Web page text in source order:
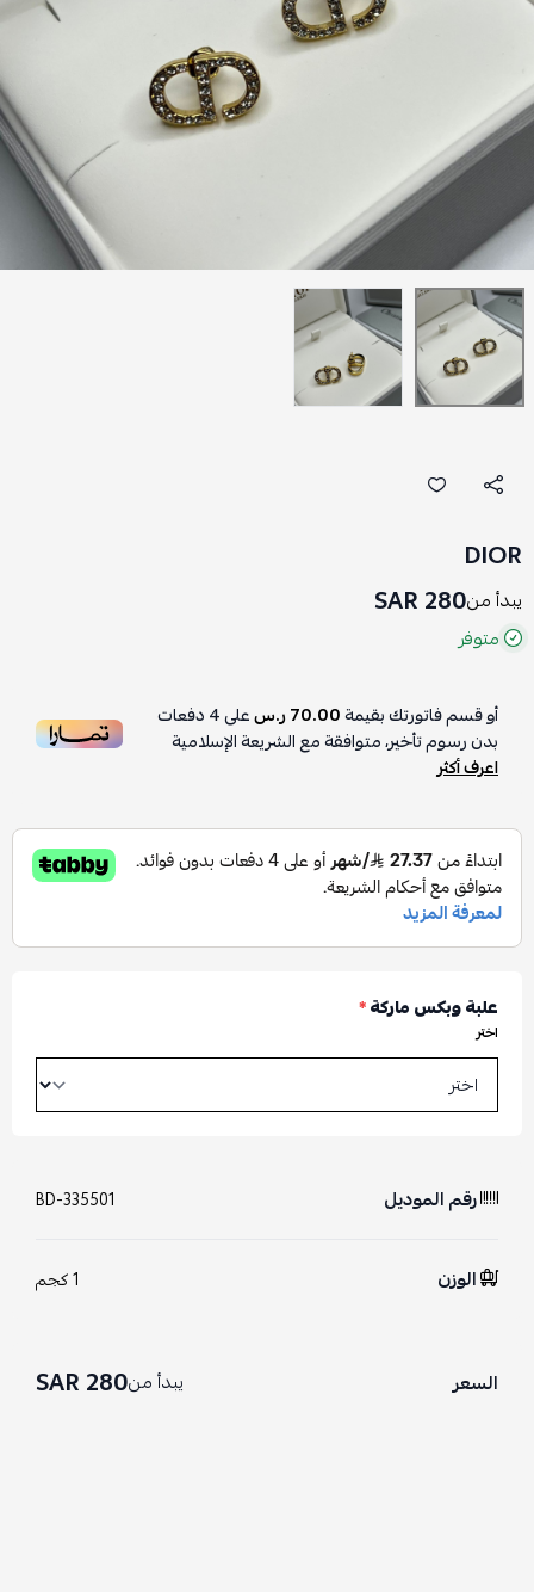
DIOR
يبدأ من280 SAR
متوفر
أو قسم فاتورتك بقيمة70.00 ر.س على4دفعات
بدون رسوم تأخير، متوافقة مع الشريعة الإسلامية
اعرف أكثر
علبة وبكس ماركة*
اختر
رقم الموديل BD-335501
الوزن 1 كجم
السعر يبدأ من280 SAR